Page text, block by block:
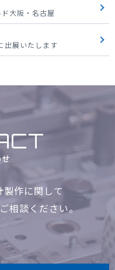
大阪・名古屋
出展いたします
作に関して
ご相談ください。